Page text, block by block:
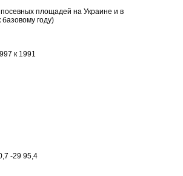
площадей на Украине и в
году)
к 1991
-29 95,4